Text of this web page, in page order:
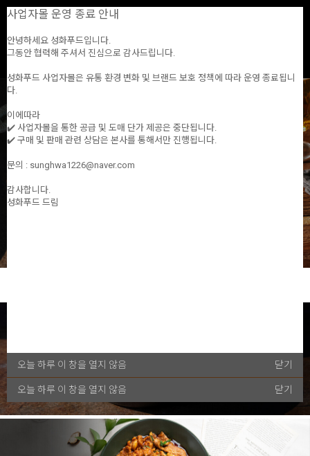
전제품
오늘 하루 이 창을 열지 않음 닫기
사업자몰 운영 종료 안내
안녕하세요 성화푸드입니다.
그동안 협력해 주셔서 진심으로 감사드립니다.
성화푸드 사업자몰은 유통 환경 변화 및 브랜드 보호 정책에 따라 운영 종료됩니
다.
이에따라
✔️ 사업자몰을 통한 공급 및 도매 단가 제공은 중단됩니다.
✔️ 구매 및 판매 관련 상담은 본사를 통해서만 진행됩니다.
문의 : sunghwa1226@naver.com
감사합니다.
성화푸드 드림
오늘 하루 이 창을 열지 않음 닫기